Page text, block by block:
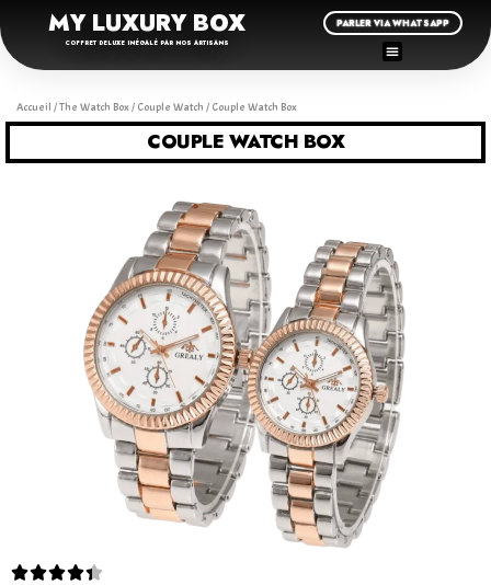
MY LUXURY BOX
COFFRET DELUXE INÉGALÉ PAR NOS ARTISANS
PARLER VIA WHATSAPP
Accueil /The Watch Box/ Couple Watch / Couple Watch Box
COUPLE WATCH BOX
